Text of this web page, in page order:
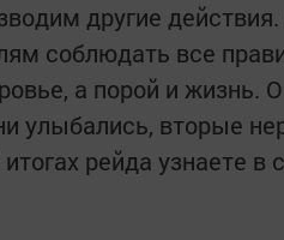
другие
соблюдать все
а порой и
улыбались, вторые
рейда узнаете